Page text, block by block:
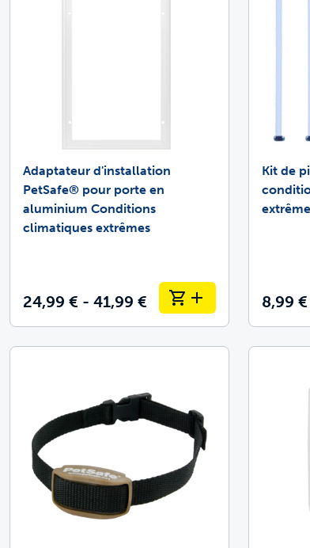
Adaptateur d'installation
PetSafe® pour porte en
aluminium Conditions
climatiques extrêmes
24,99 € - 41,99 €
Kit de
8,99 €